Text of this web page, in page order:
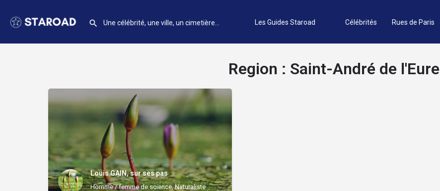
Les Guides Staroad Célébrités Rues de Paris
Region : Saint-André de l'Eure
Louis GAIN, sur ses pas
Homme / femme de science, Naturaliste